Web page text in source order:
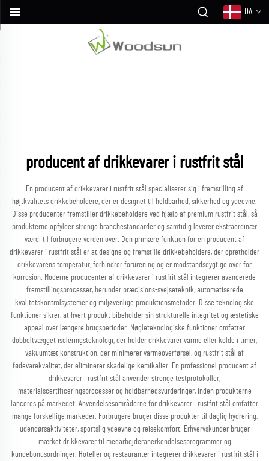
DA
producent af drikkevarer i rustfrit stål
En producent af drikkevarer i rustfrit stål specialiserer sig i fremstilling af
højtkvalitets drikkebeholdere, der er designet til holdbarhed, sikkerhed og ydeevne.
Disse producenter fremstiller drikkebeholdere ved hjælp af premium rustfrit stål, så
produkterne opfylder strenge branchestandarder og samtidig leverer ekstraordinær
værdi til forbrugere verden over. Den primære funktion for en producent af
drikkevarer i rustfrit stål er at designe og fremstille drikkebeholdere, der opretholder
drikkevarens temperatur, forhindrer forurening og er modstandsdygtige over for
korrosion. Moderne producenter af drikkevarer i rustfrit stål integrerer avancerede
fremstillingsprocesser, herunder præcisions-svejseteknik, automatiserede
kvalitetskontrolsystemer og miljøvenlige produktionsmetoder. Disse teknologiske
funktioner sikrer, at hvert produkt bibeholder sin strukturelle integritet og æstetiske
appeal over længere brugsperioder. Nøgleteknologiske funktioner omfatter
dobbeltvægget isoleringsteknologi, der holder drikkevarer varme eller kolde i timer,
vakuumtæt konstruktion, der minimerer varmeoverførsel, og rustfrit stål af
fødevarekvalitet, der eliminerer skadelige kemikalier. En professionel producent af
drikkevarer i rustfrit stål anvender strenge testprotokoller,
materialscertificeringsprocesser og holdbarhedsvurderinger, inden produkterne
lanceres på markedet. Anvendelsesområderne for drikkevarer i rustfrit stål omfatter
mange forskellige markeder. Forbrugere bruger disse produkter til daglig hydrering,
udendørsaktiviteter, sportslig ydeevne og reisekomfort. Erhvervskunder bruger
mærket drikkevarer til medarbejderanerkendelsesprogrammer og
kundebonusordninger. Hoteller og restauranter integrerer drikkevarer i rustfrit stål i